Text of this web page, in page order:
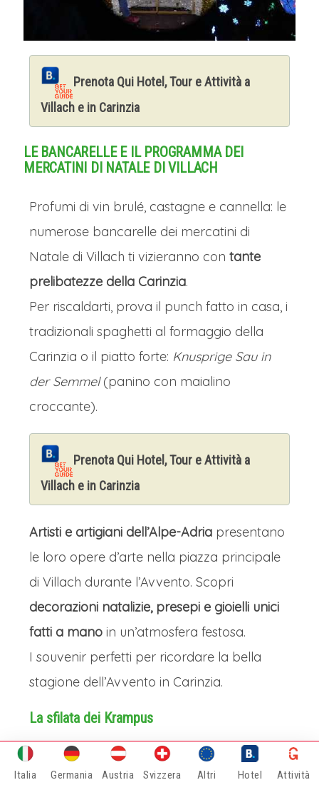
Prenota Qui Hotel, Tour e Attività a
Villach e in Carinzia
LE BANCARELLE E IL PROGRAMMA DEI
MERCATINI DI NATALE DI VILLACH
Profumi di vin brulé, castagne e cannella: le
numerose bancarelle dei mercatini di
Natale di Villach ti vizieranno con tante
prelibatezze della Carinzia.
Per riscaldarti, prova il punch fatto in casa, i
tradizionali spaghetti al formaggio della
Carinzia o il piatto forte: Knusprige Sau in
der Semmel(panino con maialino
croccante).
Prenota Qui Hotel, Tour e Attività a
Villach e in Carinzia
Artisti e artigiani dell’Alpe-Adria presentano
le loro opere d’arte nella piazza principale
di Villach durante l’Avvento. Scopri
decorazioni natalizie, presepi e gioielli unici
fatti a mano in un’atmosfera festosa.
I souvenir perfetti per ricordare la bella
stagione dell’Avvento in Carinzia.
La sfilata dei Krampus
Un evento clou nel periodo che precede il
Natale è il Villacher Perchtenlauf nel centro
Italia Germania Austria Svizzera Altri Hotel Attività